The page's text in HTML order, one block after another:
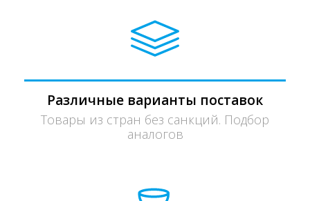
Различные варианты поставок
Товары из стран без санкций. Подбор
аналогов